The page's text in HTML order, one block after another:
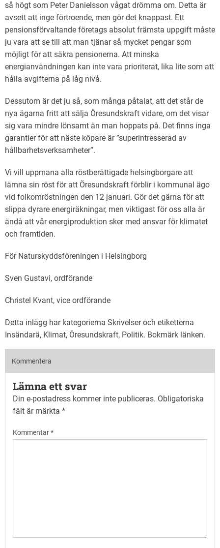
så högt som Peter Danielsson vågat drömma om. Detta är
avsett att inge förtroende, men gör det knappast. Ett
pensionsförvaltande företags absolut främsta uppgift måste
ju vara att se till att man tjänar så mycket pengar som
möjligt för att säkra pensionerna. Att minska
energianvändningen kan inte vara prioriterat, lika lite som att
hålla avgifterna på låg nivå.
Dessutom är det ju så, som många påtalat, att det står de
nya ägarna fritt att sälja Öresundskraft vidare, om det visar
sig vara mindre lönsamt än man hoppats på. Det finns inga
garantier för att näste köpare är ”superintresserad av
hållbarhetsverksamheter”.
Vi vill uppmana alla röstberättigade helsingborgare att
lämna sin röst för att Öresundskraft förblir i kommunal ägo
vid folkomröstningen den 12 januari. Gör det gärna för att
slippa dyrare energiräkningar, men viktigast för oss alla är
ändå att vår energiproduktion sker med ansvar för klimatet
och framtiden.
För Naturskyddsföreningen i Helsingborg
Sven Gustavi, ordförande
Christel Kvant, vice ordförande
Detta inlägg har kategorierna Skrivelseroch etiketterna
Insändarä, Klimat, Öresundskraft, Politik. Bokmärk länken.
Kommentera
Lämna ett svar
Din e-postadress kommer inte publiceras. Obligatoriska
fält är märkta *
Kommentar*